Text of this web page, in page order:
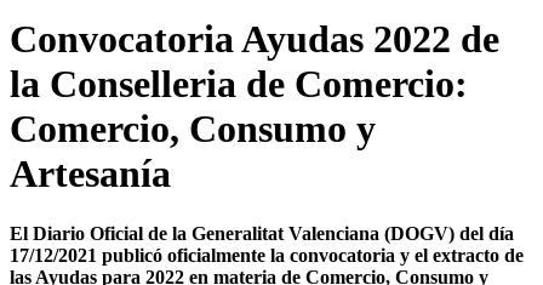
Convocatoria Ayudas 2022 de
la Conselleria de Comercio:
Comercio, Consumo y
Artesanía
El Diario Oficial de la Generalitat Valenciana (DOGV) del día
17/12/2021 publicó oficialmente la convocatoria y el extracto de
las Ayudas para 2022 en materia de Comercio, Consumo y